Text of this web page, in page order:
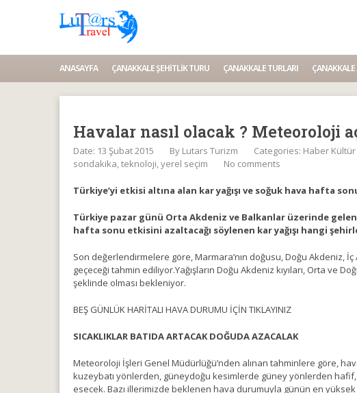
ANASAYFA ÇANAKKALE ŞEHITLIK TURU ÇANAKKALE TURLARI
Havalar nasıl olacak ? Meteoroloji
Date: 13 Şubat 2015 By Lutars Turizm Categories: Haber
sondakika,teknoloji,yerel seçim No comments
Türkiye’yi etkisi altına alan kar yağışı ve soğuk hava hafta
Türkiye pazar günü Orta Akdeniz ve Balkanlar üzerinde
hafta sonu etkisini azaltacağı söylenen kar yağışı hangi
Son değerlendirmelere göre, Marmara’nın doğusu, Doğu Akdeniz,
geçeceği tahmin ediliyor.Yağışların Doğu Akdeniz kıyıları, Orta ve
şeklinde olması bekleniyor.
BEŞ GÜNLÜK HARİTALI HAVA DURUMU İÇİN TIKLAYINIZ
SICAKLIKLAR BATIDA ARTACAK DOĞUDA AZACALAK
Meteoroloji İşleri Genel Müdürlüğü’nden alınan tahminlere göre,
kuzeybatı yönlerden, güneydoğu kesimlerde güney yönlerden hafif,
esecek. Bazı illerimizde beklenen hava durumuyla günün en yüksek